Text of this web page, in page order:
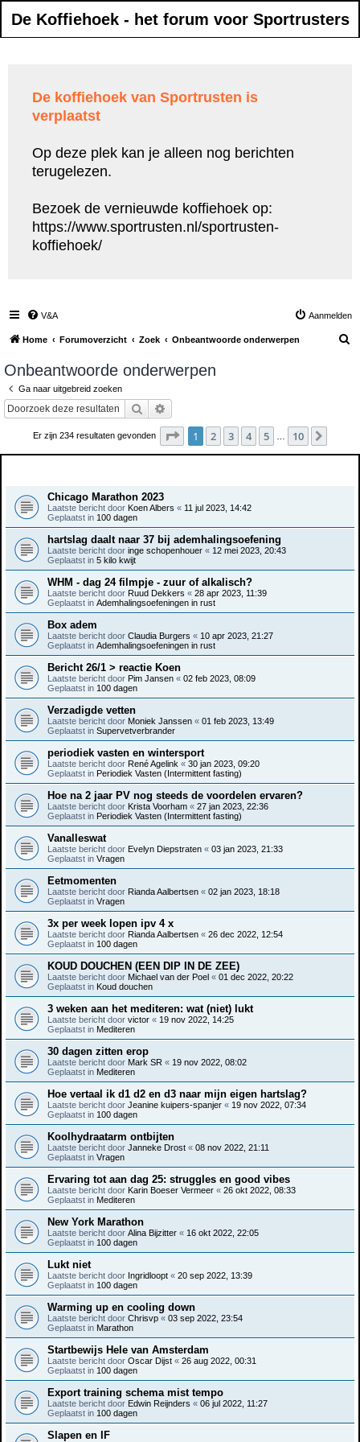
De Koffiehoek - het forum voor Sportrusters
De koffiehoek van Sportrusten is
verplaatst
Op deze plek kan je alleen nog berichten
terugelezen.
Bezoek de vernieuwde koffiehoek op:
https://www.sportrusten.nl/sportrusten-
koffiehoek/
V&A Aanmelden
Home Forumoverzicht Zoek Onbeantwoorde onderwerpen
Onbeantwoorde onderwerpen
Ga naar uitgebreid zoeken
Zoek
Er zijn 234 resultaten gevonden Pagina van 10
1 2 3 4 5 10
Chicago Marathon 2023
Laatste bericht door Koen Albers « 11 jul 2023, 14:42
Geplaatst in 100 dagen
hartslag daalt naar 37 bij ademhalingsoefening
Laatste bericht door inge schopenhouer « 12 mei 2023, 20:43
Geplaatst in 5 kilo kwijt
WHM - dag 24 filmpje - zuur of alkalisch?
Laatste bericht door Ruud Dekkers « 28 apr 2023, 11:39
Geplaatst in Ademhalingsoefeningen in rust
Box adem
Laatste bericht door Claudia Burgers « 10 apr 2023, 21:27
Geplaatst in Ademhalingsoefeningen in rust
Bericht 26/1 > reactie Koen
Laatste bericht door Pim Jansen « 02 feb 2023, 08:09
Geplaatst in 100 dagen
Verzadigde vetten
Laatste bericht door Moniek Janssen « 01 feb 2023, 13:49
Geplaatst in Supervetverbrander
periodiek vasten en wintersport
Laatste bericht door René Agelink « 30 jan 2023, 09:20
Geplaatst in Periodiek Vasten (Intermittent fasting)
Hoe na 2 jaar PV nog steeds de voordelen ervaren?
Laatste bericht door Krista Voorham « 27 jan 2023, 22:36
Geplaatst in Periodiek Vasten (Intermittent fasting)
Vanalleswat
Laatste bericht door Evelyn Diepstraten « 03 jan 2023, 21:33
Geplaatst in Vragen
Eetmomenten
Laatste bericht door Rianda Aalbertsen « 02 jan 2023, 18:18
Geplaatst in Vragen
3x per week lopen ipv 4 x
Laatste bericht door Rianda Aalbertsen « 26 dec 2022, 12:54
Geplaatst in 100 dagen
KOUD DOUCHEN (EEN DIP IN DE ZEE)
Laatste bericht door Michael van der Poel « 01 dec 2022, 20:22
Geplaatst in Koud douchen
3 weken aan het mediteren: wat (niet) lukt
Laatste bericht door victor « 19 nov 2022, 14:25
Geplaatst in Mediteren
30 dagen zitten erop
Laatste bericht door Mark SR « 19 nov 2022, 08:02
Geplaatst in Mediteren
Hoe vertaal ik d1 d2 en d3 naar mijn eigen hartslag?
Laatste bericht door Jeanine kuipers-spanjer « 19 nov 2022, 07:34
Geplaatst in 100 dagen
Koolhydraatarm ontbijten
Laatste bericht door Janneke Drost « 08 nov 2022, 21:11
Geplaatst in Vragen
Ervaring tot aan dag 25: struggles en good vibes
Laatste bericht door Karin Boeser Vermeer « 26 okt 2022, 08:33
Geplaatst in Mediteren
New York Marathon
Laatste bericht door Alina Bijzitter « 16 okt 2022, 22:05
Geplaatst in 100 dagen
Lukt niet
Laatste bericht door Ingridloopt « 20 sep 2022, 13:39
Geplaatst in 100 dagen
Warming up en cooling down
Laatste bericht door Chrisvp « 03 sep 2022, 23:54
Geplaatst in Marathon
Startbewijs Hele van Amsterdam
Laatste bericht door Oscar Dijst « 26 aug 2022, 00:31
Geplaatst in 100 dagen
Export training schema mist tempo
Laatste bericht door Edwin Reijnders « 06 jul 2022, 11:27
Geplaatst in 100 dagen
Slapen en IF